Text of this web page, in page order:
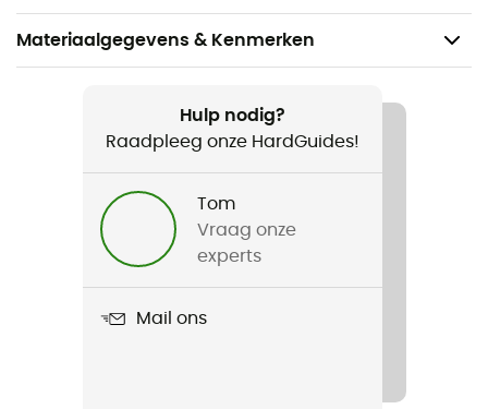
Materiaalgegevens & Kenmerken
Wandelen / Trekking / Bivak
Heren / Dames
Hulp nodig?
Raadpleeg onze HardGuides!
Tom
Vraag onze
experts
Mail ons